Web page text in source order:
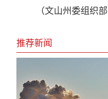
（文山州委组织
推荐新闻